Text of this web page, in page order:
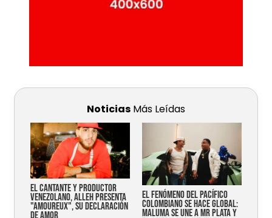
Noticias Más Leídas
EL CANTANTE Y PRODUCTOR
VENEZOLANO, ALLEH PRESENTA
"AMOUREUX", SU DECLARACIÓN
DE AMOR
EL FENÓMENO DEL PACÍFICO
COLOMBIANO SE HACE GLOBAL:
MALUMA SE UNE A MR PLATA Y